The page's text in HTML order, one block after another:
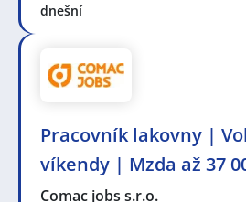
dnešní
Pracovník lakovny |
víkendy | Mzda až 37
Comac jobs s.r.o.